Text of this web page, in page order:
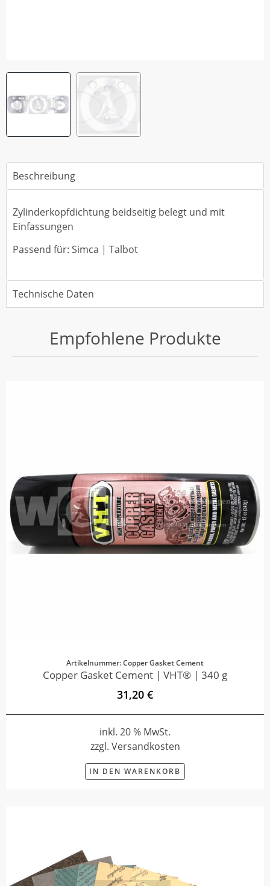
Beschreibung
Zylinderkopfdichtung beidseitig belegt und mit
Einfassungen
Passend für: Simca | Talbot
Technische Daten
Empfohlene Produkte
Artikelnummer: Copper Gasket Cement
Copper Gasket Cement | VHT® | 340 g
31,20 €
inkl. 20 % MwSt.
zzgl. Versandkosten
IN DEN WARENKORB